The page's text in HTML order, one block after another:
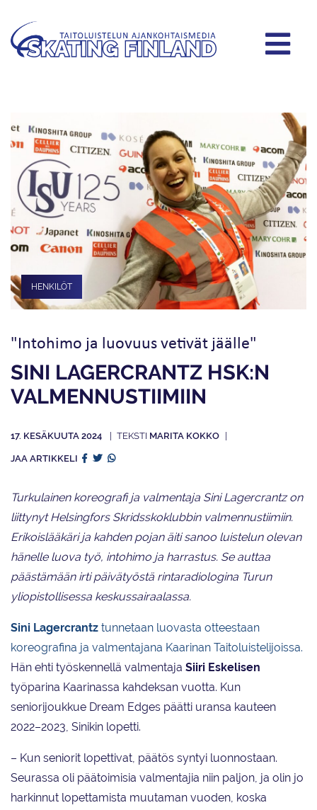
HENKILÖT
"Intohimo ja luovuus vetivät jäälle"
SINI LAGERCRANTZ HSK:N
VALMENNUS­TIIMIIN
17. KESÄKUUTA 2024 MARITA KOKKO
JAA ARTIKKELI
Turkulainen koreografi ja valmentaja Sini Lagercrantz on
liittynyt Helsingfors Skridsskoklubbin valmennustiimiin.
Erikoislääkäri ja kahden pojan äiti sanoo luistelun olevan
hänelle luova työ, intohimo ja harrastus. Se auttaa
päästämään irti päivätyöstä rintaradiologina Turun
yliopistollisessa keskussairaalassa.
Sini Lagercrantz tunnetaan luovasta otteestaan
koreografina ja valmentajana Kaarinan Taitoluistelijoissa.
Hän ehti työskennellä valmentaja Siiri Eskelisen
työparina Kaarinassa kahdeksan vuotta. Kun
seniorijoukkue Dream Edges päätti uransa kauteen
2022–2023, Sinikin lopetti.
– Kun seniorit lopettivat, päätös syntyi luonnostaan.
Seurassa oli päätoimisia valmentajia niin paljon, ja olin jo
harkinnut lopettamista muutaman vuoden, koska